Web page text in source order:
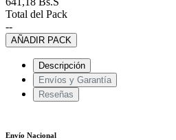
Total del Pack
--
AÑADIR PACK
Descripción
Envíos y Garantía
Reseñas
Envío Nacional